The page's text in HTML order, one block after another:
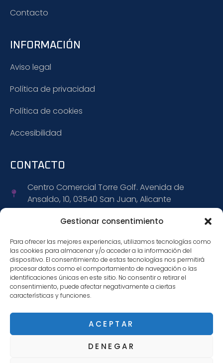
Gestionar consentimiento
Para ofrecer las mejores experiencias, utilizamos tecnologías como
las cookies para almacenar y/o acceder a la información del
dispositivo. El consentimiento de estas tecnologías nos permitirá
procesar datos como el comportamiento de navegación o las
identificaciones únicas en este sitio. No consentir o retirar el
consentimiento, puede afectar negativamente a ciertas
características y funciones.
ACEPTAR
DENEGAR
Contacto
INFORMACIÓN
Aviso legal
Política de privacidad
Política de cookies
Accesibilidad
CONTACTO
Centro Comercial Torre Golf. Avenida de
Ansaldo, 10, 03540 San Juan, Alicante
+34 965 152 309
+34 695 472 888
info@citiwagen.com
SÍGUENOS